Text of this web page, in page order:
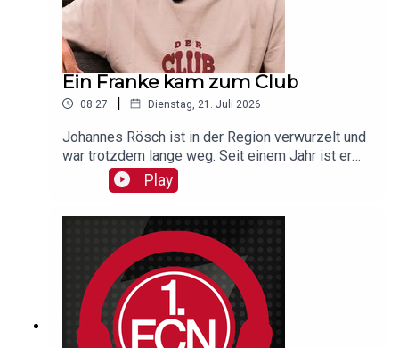
Ein Franke kam zum Club
08:27 | Dienstag, 21. Juli 2026
Johannes Rösch ist in der Region verwurzelt und
war trotzdem lange weg. Seit einem Jahr ist er
nun Reha- und Athletik-Trainer beim Club und hat
uns im Club-Podcast erzählt, was das eigentlich
begann, ist natürlich auch die Kulisse passend
gewählt!
Play